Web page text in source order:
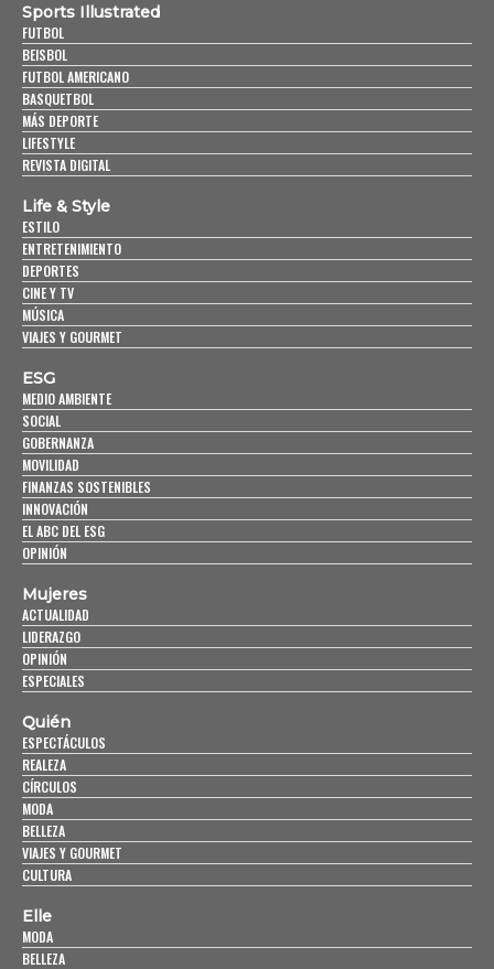
Sports Illustrated
FUTBOL
BEISBOL
FUTBOL AMERICANO
BASQUETBOL
MÁS DEPORTE
LIFESTYLE
REVISTA DIGITAL
Life & Style
ESTILO
ENTRETENIMIENTO
DEPORTES
CINE Y TV
MÚSICA
VIAJES Y GOURMET
ESG
MEDIO AMBIENTE
SOCIAL
GOBERNANZA
MOVILIDAD
FINANZAS SOSTENIBLES
INNOVACIÓN
EL ABC DEL ESG
OPINIÓN
Mujeres
ACTUALIDAD
LIDERAZGO
OPINIÓN
ESPECIALES
Quién
ESPECTÁCULOS
REALEZA
CÍRCULOS
MODA
BELLEZA
VIAJES Y GOURMET
CULTURA
Elle
MODA
BELLEZA